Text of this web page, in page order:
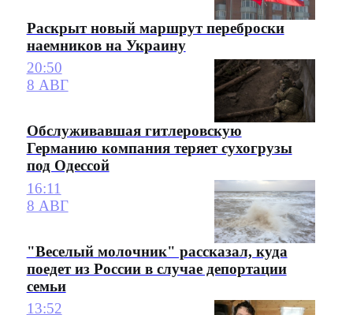
Раскрыт новый маршрут переброски
наемников на Украину
20:50
8 АВГ
Обслуживавшая гитлеровскую
Германию компания теряет сухогрузы
под Одессой
16:11
8 АВГ
"Веселый молочник" рассказал, куда
поедет из России в случае депортации
семьи
13:52